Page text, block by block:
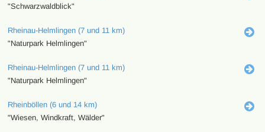
"Schwarzwaldblick"
Rheinau-Helmlingen (7 und 11 km)
"Naturpark Helmlingen"
Rheinau-Helmlingen (7 und 11 km)
"Naturpark Helmlingen"
Rheinböllen (6 und 14 km)
"Wiesen, Windkraft, Wälder"